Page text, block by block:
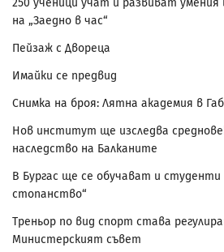
250 ученици учат и развиват
на „Заедно в час“
Пейзаж с Двореца
Имайки се предвид
Снимка на броя: Лятна академия в
Нов институт ще изследва
наследство на Балканите
В Бургас ще се обучават и студенти
стопанство“
Треньор по вид спорт става
Министерският съвет